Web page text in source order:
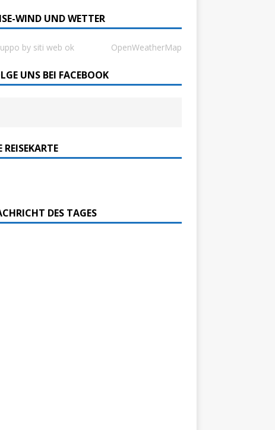
WIND UND WETTER
by siti web ok OpenWeatherMap
UNS BEI FACEBOOK
REISEKARTE
DES TAGES